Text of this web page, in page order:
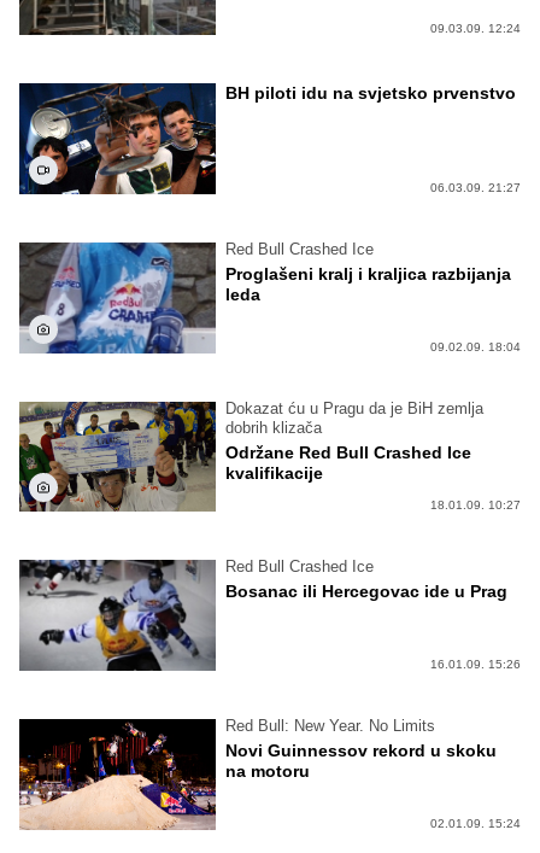
09.03.09. 12:24
BH piloti idu na svjetsko prvenstvo
06.03.09. 21:27
Red Bull Crashed Ice
Proglašeni kralj i kraljica razbijanja
leda
09.02.09. 18:04
Dokazat ću u Pragu da je BiH zemlja
dobrih klizača
Održane Red Bull Crashed Ice
kvalifikacije
18.01.09. 10:27
Red Bull Crashed Ice
Bosanac ili Hercegovac ide u Prag
16.01.09. 15:26
Red Bull: New Year. No Limits
Novi Guinnessov rekord u skoku
na motoru
02.01.09. 15:24